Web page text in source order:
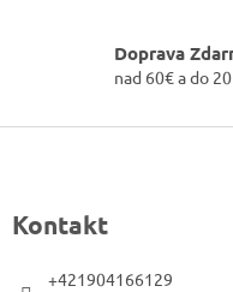
Doprava
nad 60€ a do
p
äKontakt
+421904166129